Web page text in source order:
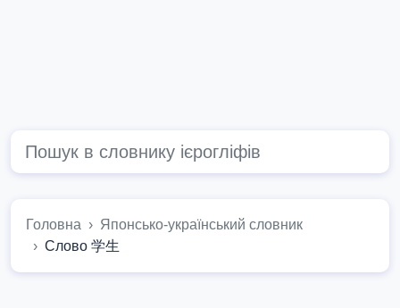
Головна
Японсько-український словник
Слово 学生